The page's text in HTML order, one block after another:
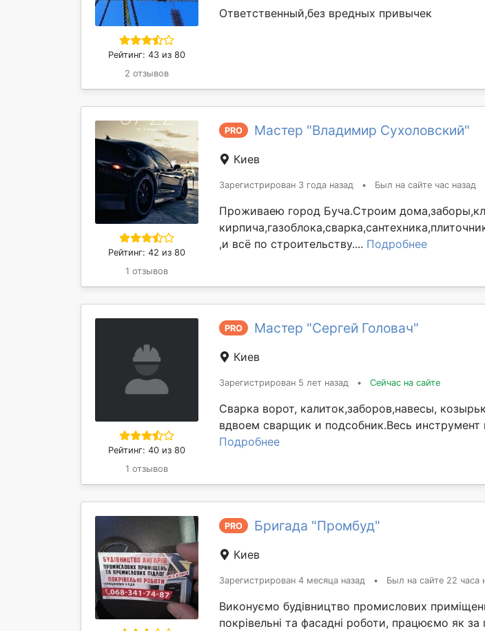
Рейтинг: 43 из 80
2 отзывов
Ответственный,без вредных привычек
Рейтинг: 42 из 80
1 отзывов
PRO Мастер "Владимир Сухоловский"
Киев
Зарегистрирован 3 года назад • Был на сайте час назад
Проживаею город Буча.Строим
,и всё по строительству.... Подробнее
Рейтинг: 40 из 80
1 отзывов
PRO Мастер "Сергей Головач"
Киев
Зарегистрирован 5 лет назад • Сейчас на сайте
Сварка ворот, калиток,заборов,навесы,
вдвоем сварщик и подсобник.Весь инструмент
Подробнее
PRO Бригада "Промбуд"
Киев
Зарегистрирован 4 месяца назад • Был на сайте 22 часа
Виконуємо будівництво промислових
покрівельні та фасадні роботи, працюємо як за